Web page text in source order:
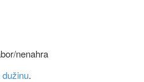
nenahra
.